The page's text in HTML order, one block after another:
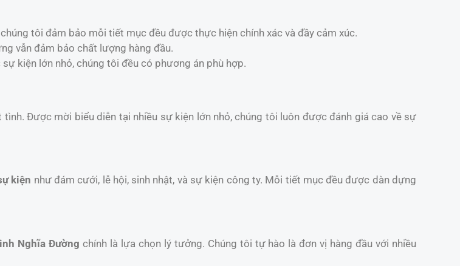
tôi đảm bảo mỗi tiết mục đều được thực hiện chính xác và đầy cảm xúc.
vẫn đảm bảo chất lượng hàng đầu.
sự kiện lớn nhỏ, chúng tôi đều có phương án phù hợp.
Được mời biểu diễn tại nhiều sự kiện lớn nhỏ, chúng tôi luôn được đánh giá cao về sự
kiện như đám cưới, lễ hội, sinh nhật, và sự kiện công ty. Mỗi tiết mục đều được dàn dựng
Nghĩa Đường chính là lựa chọn lý tưởng. Chúng tôi tự hào là đơn vị hàng đầu với nhiều